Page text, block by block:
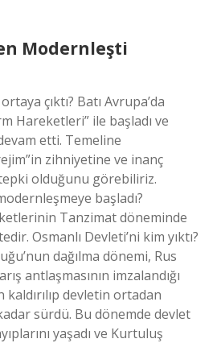
Modernleşti
çıktı? Batı Avrupa’da
Hareketleri” ile başladı ve
etti. Temeline
zihniyetine ve inanç
olduğunu görebiliriz.
başladı?
Tanzimat döneminde
Osmanlı Devleti’ni kim yıktı?
dağılma dönemi, Rus
antlaşmasının imzalandığı
kaldırılıp devletin ortadan
kadar sürdü. Bu dönemde devlet
yaşadı ve Kurtuluş